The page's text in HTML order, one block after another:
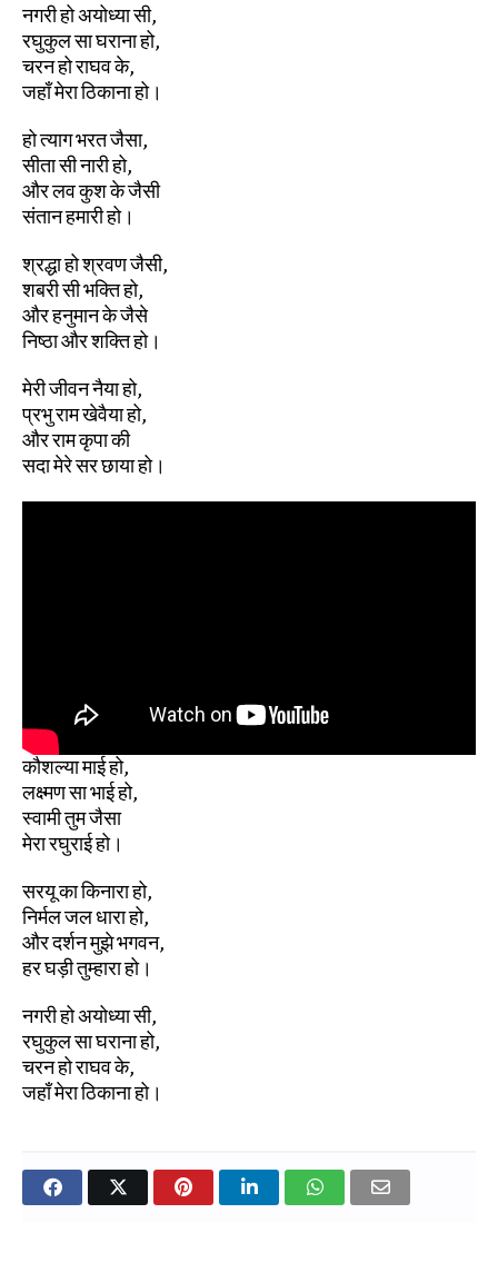
नगरी हो अयोध्या सी,
रघुकुल सा घराना हो,
चरन हो राघव के,
जहाँ मेरा ठिकाना हो।
हो त्याग भरत जैसा,
सीता सी नारी हो,
और लव कुश के जैसी
संतान हमारी हो।
श्रद्धा हो श्रवण जैसी,
शबरी सी भक्ति हो,
और हनुमान के जैसे
निष्ठा और शक्ति हो।
मेरी जीवन नैया हो,
प्रभु राम खेवैया हो,
और राम कृपा की
सदा मेरे सर छाया हो।
कौशल्या माई हो,
लक्ष्मण सा भाई हो,
स्वामी तुम जैसा
मेरा रघुराई हो।
सरयू का किनारा हो,
निर्मल जल धारा हो,
और दर्शन मुझे भगवन,
हर घड़ी तुम्हारा हो।
नगरी हो अयोध्या सी,
रघुकुल सा घराना हो,
चरन हो राघव के,
जहाँ मेरा ठिकाना हो।